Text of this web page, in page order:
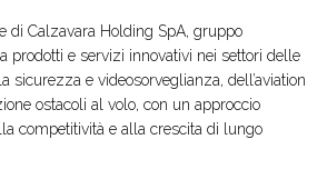
di Calzavara Holding SpA, gruppo
prodotti e servizi innovativi nei settori delle
sicurezza e videosorveglianza, dell’aviation
ostacoli al volo, con un approccio
competitività e alla crescita di lungo